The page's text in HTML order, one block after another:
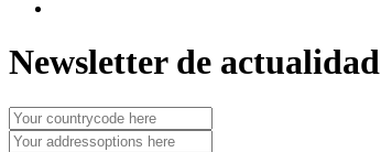
Newsletter de actualidad